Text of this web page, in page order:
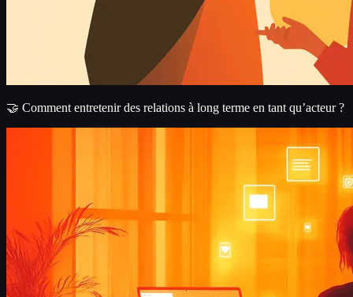
🤝 Comment entretenir des relations à long terme en tant qu’acteur ?